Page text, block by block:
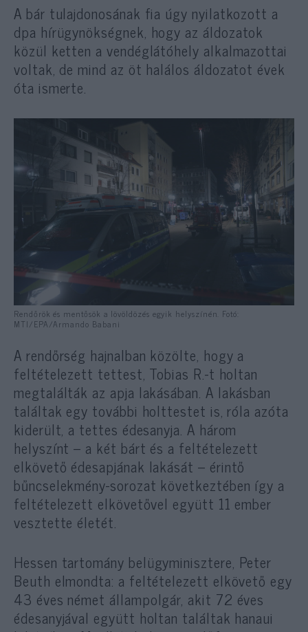
A bár tulajdonosának fia úgy nyilatkozott a
dpa hírügynökségnek, hogy az áldozatok
közül ketten a vendéglátóhely alkalmazottai
voltak, de mind az öt halálos áldozatot évek
óta ismerte.
Rendőrök és mentősök a lövöldözés egyik helyszínén. Fotó:
MTI/EPA/Armando Babani
A rendőrség hajnalban közölte, hogy a
feltételezett tettest, Tobias R.-t holtan
megtalálták az apja lakásában. A lakásban
találtak egy további holttestet is, róla azóta
kiderült, a tettes édesanyja. A három
helyszínt – a két bárt és a feltételezett
elkövető édesapjának lakását – érintő
bűncselekmény-sorozat következtében így a
feltételezett elkövetővel együtt 11 ember
vesztette életét.
Hessen tartomány belügyminisztere, Peter
Beuth elmondta: a feltételezett elkövető egy
43 éves német állampolgár, akit 72 éves
édesanyjával együtt holtan találtak hanaui